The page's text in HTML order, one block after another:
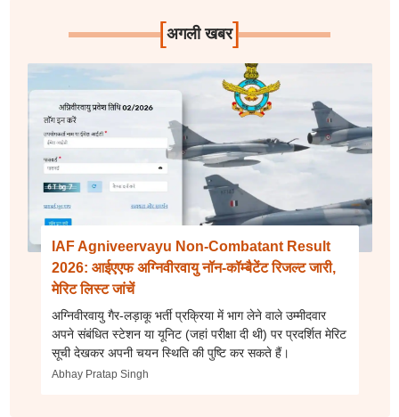
[अगली खबर]
IAF Agniveervayu Non-Combatant Result
2026: आईएएफ अग्निवीरवायु नॉन-कॉम्बैटेंट रिजल्ट जारी,
मेरिट लिस्ट जांचें
अग्निवीरवायु गैर-लड़ाकू भर्ती प्रक्रिया में भाग लेने वाले उम्मीदवार
अपने संबंधित स्टेशन या यूनिट (जहां परीक्षा दी थी) पर प्रदर्शित मेरिट
सूची देखकर अपनी चयन स्थिति की पुष्टि कर सकते हैं।
Abhay Pratap Singh